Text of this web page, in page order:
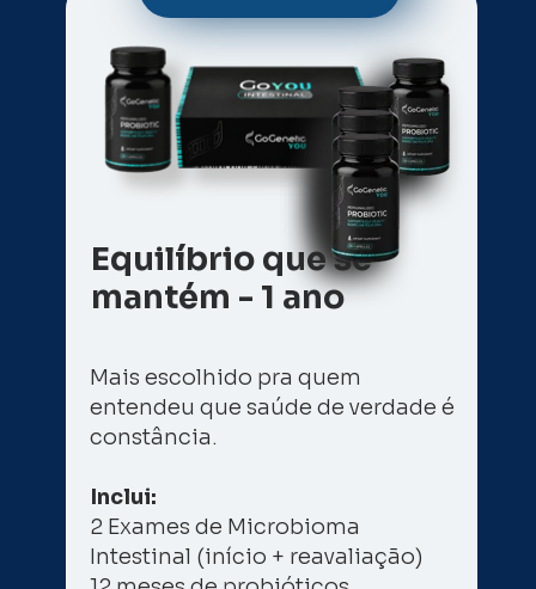
Equilíbrio que se
mantém - 1 ano
Mais escolhido pra quem
entendeu que saúde de verdade é
constância.
Inclui:
2 Exames de Microbioma
Intestinal (início + reavaliação)